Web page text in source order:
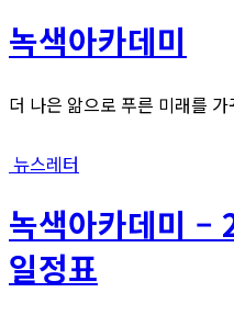
녹색아카데미
더 나은 앎으로 푸른 미래를
뉴스레터
녹색아카데미 –
일정표